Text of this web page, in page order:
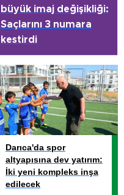
büyük imaj değişikliği:
Saçlarını 3 numara
kestirdi
Darıca'da spor
altyapısına dev yatırım:
İki yeni kompleks inşa
edilecek